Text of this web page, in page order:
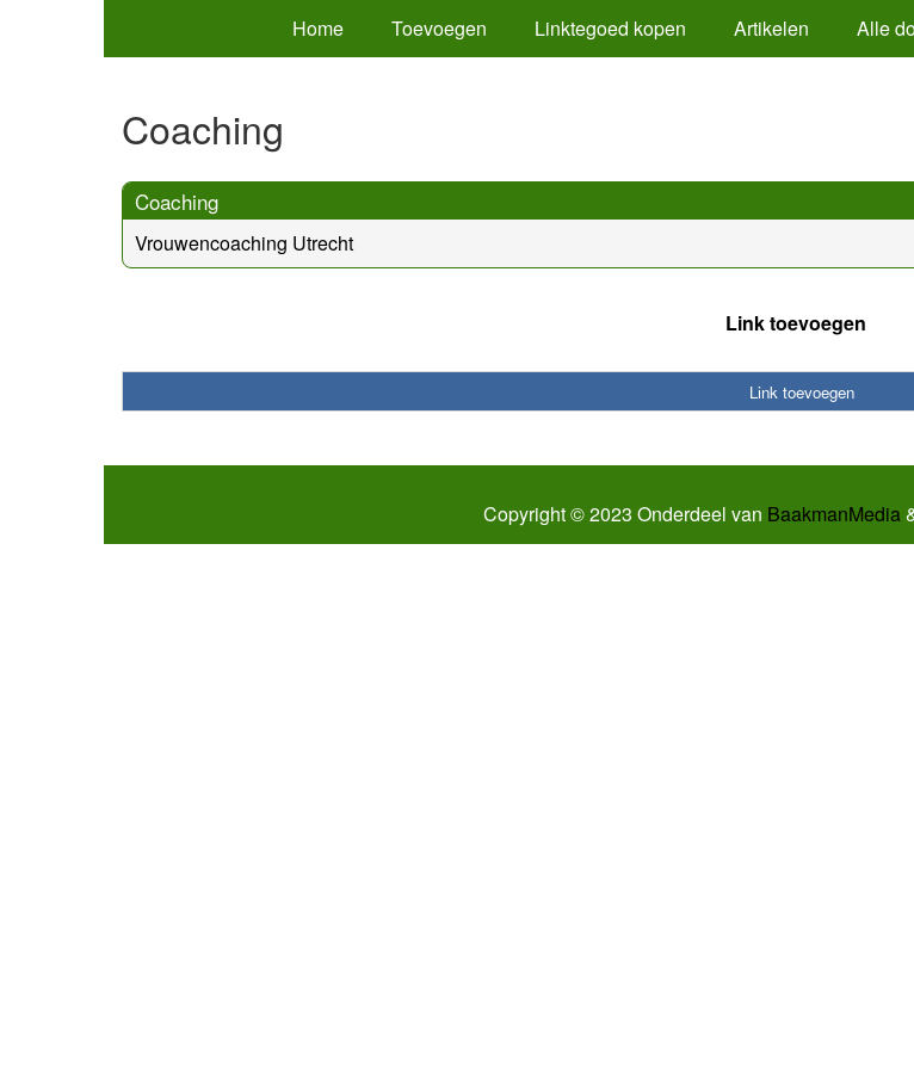
Home Toevoegen Linktegoed kopen Artikelen Alle
Coaching
Coaching
Vrouwencoaching Utrecht
Link toevoegen
Link toevoegen
Copyright © 2023 Onderdeel van BaakmanMedia